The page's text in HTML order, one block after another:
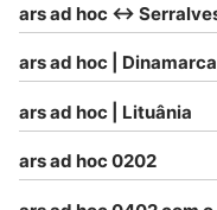
ars ad hoc <->
ars ad hoc | Dinamarca
ars ad hoc | Lituânia
ars ad hoc 0202